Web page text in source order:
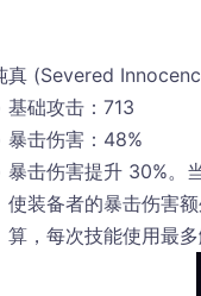
真 (Severed
基础攻击：713
暴击伤害：48%
暴击伤害提升 30%。
使装备者的暴击伤害
算，每次技能使用最